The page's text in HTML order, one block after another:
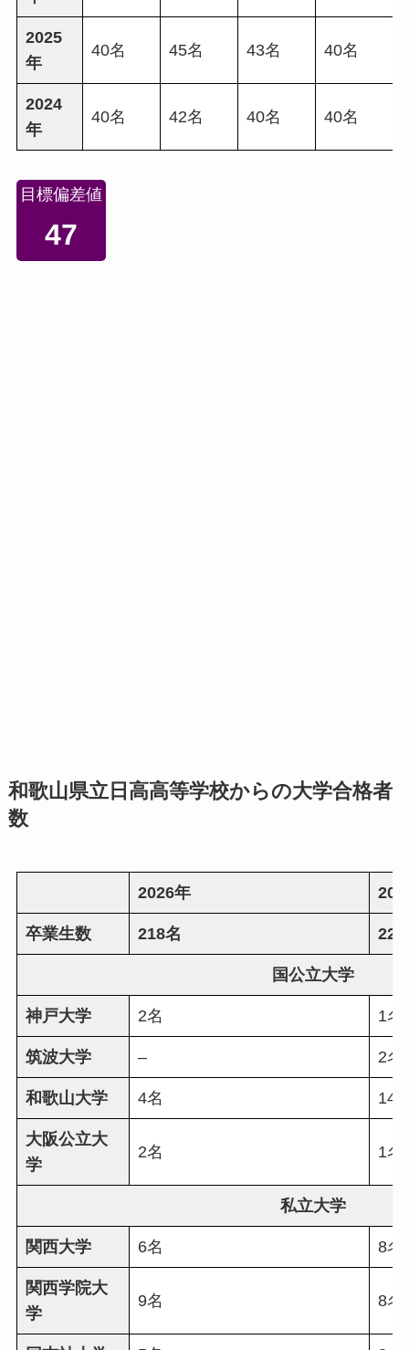
2025
年
40名 45名 43名 40名
2024
年
40名 42名 40名 40名
目標偏差値
47
和歌山県立日高高等学校からの大学合格者
数
2026年
卒業生数 218名 229
国公立大学
神戸大学 2名 1名
筑波大学 – 2名
和歌山大学 4名 14
大阪公立大
学
2名 1名
私立大学
関西大学 6名 8名
関西学院大
学
9名 8名